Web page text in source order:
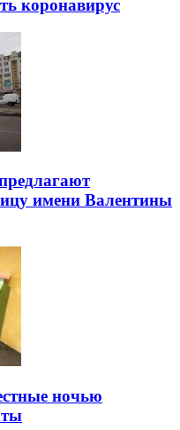
коронавирус
имени Валентины
ночью